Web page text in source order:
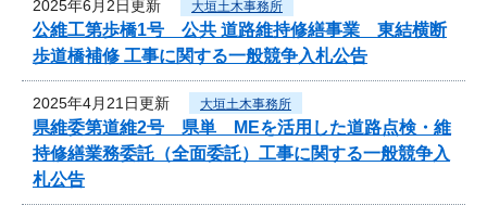
2025年6月2日更新 大垣土木事務所
公維工第歩橋1号 公共 道路維持修繕事業 東結横断
歩道橋補修 工事に関する一般競争入札公告
2025年4月21日更新 大垣土木事務所
県維委第道維2号 県単 MEを活用した道路点検・維
持修繕業務委託（全面委託）工事に関する一般競争入
札公告